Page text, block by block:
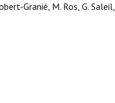
Granié, M. Ros, G.